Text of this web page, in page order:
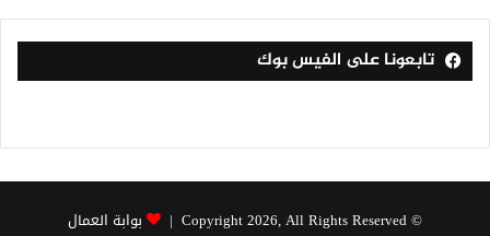
تابعونا على الفيس بوك
© Copyright 2026, All Rights Reserved | بوابة العمال